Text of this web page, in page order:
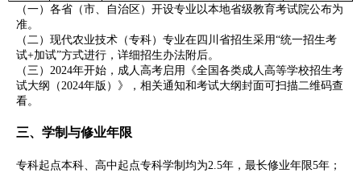
（一）各省（市、自治区）开设专业以本地省级教育考试院公布为
准。
（二）现代农业技术（专科）专业在四川省招生采用“统一招生考
试+加试”方式进行，详细招生办法附后。
（三）2024年开始，成人高考启用《全国各类成人高等学校招生考
试大纲（2024年版）》，相关通知和考试大纲封面可扫描二维码查
看。
三、学制与修业年限
专科起点本科、高中起点专科学制均为2.5年，最长修业年限5年；